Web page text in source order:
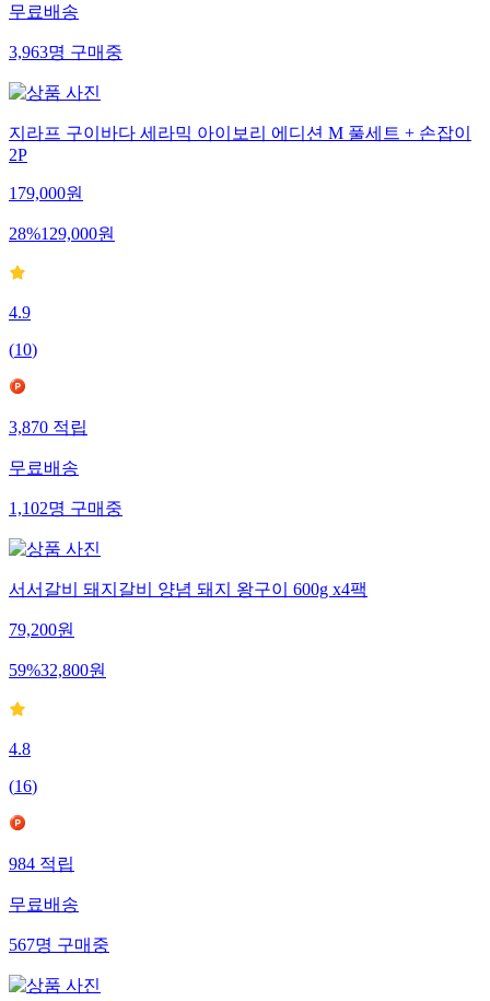
무료배송
3,963명 구매중
지라프 구이바다 세라믹 아이보리 에디션 M 풀세트 + 손잡이
2P
179,000원
28%129,000원
4.9
(10)
3,870 적립
무료배송
1,102명 구매중
서서갈비 돼지갈비 양념 돼지 왕구이 600g x4팩
79,200원
59%32,800원
4.8
(16)
984 적립
무료배송
567명 구매중